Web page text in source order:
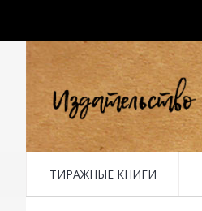
ТИРАЖНЫЕ КНИГИ